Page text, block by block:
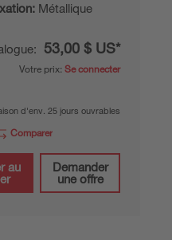
Métallique
53,00 $ US*
Votre prix: Se connecter
d'env. 25 jours ouvrables
Comparer
au
Demander
une offre